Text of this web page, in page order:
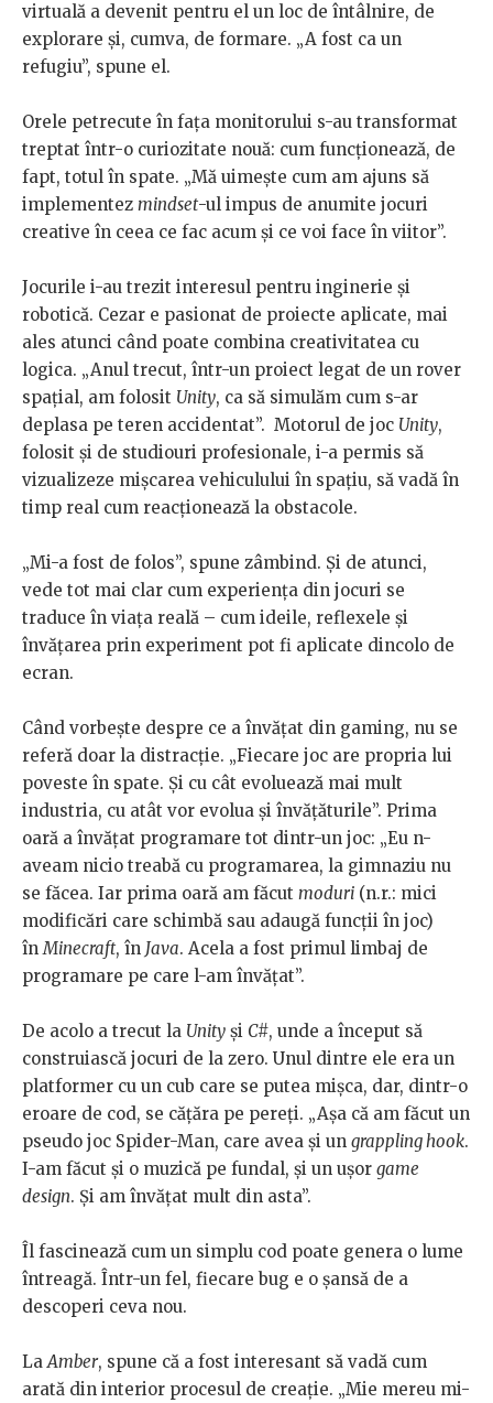
virtuală a devenit pentru el un loc de întâlnire, de
explorare și, cumva, de formare. „A fost ca un
refugiu”, spune el.
Orele petrecute în fața monitorului s-au transformat
treptat într-o curiozitate nouă: cum funcționează, de
fapt, totul în spate. „Mă uimește cum am ajuns să
implementez mindset-ul impus de anumite jocuri
creative în ceea ce fac acum și ce voi face în viitor”.
Jocurile i-au trezit interesul pentru inginerie și
robotică. Cezar e pasionat de proiecte aplicate, mai
ales atunci când poate combina creativitatea cu
logica. „Anul trecut, într-un proiect legat de un rover
spațial, am folosit Unity, ca să simulăm cum s-ar
deplasa pe teren accidentat”. Motorul de joc Unity,
folosit și de studiouri profesionale, i-a permis să
vizualizeze mișcarea vehiculului în spațiu, să vadă în
timp real cum reacționează la obstacole.
„Mi-a fost de folos”, spune zâmbind. Și de atunci,
vede tot mai clar cum experiența din jocuri se
traduce în viața reală – cum ideile, reflexele și
învățarea prin experiment pot fi aplicate dincolo de
ecran.
Când vorbește despre ce a învățat din gaming, nu se
referă doar la distracție. „Fiecare joc are propria lui
poveste în spate. Și cu cât evoluează mai mult
industria, cu atât vor evolua și învățăturile”. Prima
oară a învățat programare tot dintr-un joc: „Eu n-
aveam nicio treabă cu programarea, la gimnaziu nu
se făcea. Iar prima oară am făcut moduri (n.r.: mici
modificări care schimbă sau adaugă funcții în joc)
înMinecraft, în Java. Acela a fost primul limbaj de
programare pe care l-am învățat”.
De acolo a trecut la Unity și C#, unde a început să
construiască jocuri de la zero. Unul dintre ele era un
platformer cu un cub care se putea mișca, dar, dintr-o
eroare de cod, se cățăra pe pereți. „Așa că am făcut un
pseudo joc Spider-Man, care avea și un grappling hook.
I-am făcut și o muzică pe fundal, și un ușor game
design. Și am învățat mult din asta”.
Îl fascinează cum un simplu cod poate genera o lume
întreagă. Într-un fel, fiecare bug e o șansă de a
descoperi ceva nou.
LaAmber, spune că a fost interesant să vadă cum
arată din interior procesul de creație. „Mie mereu mi-